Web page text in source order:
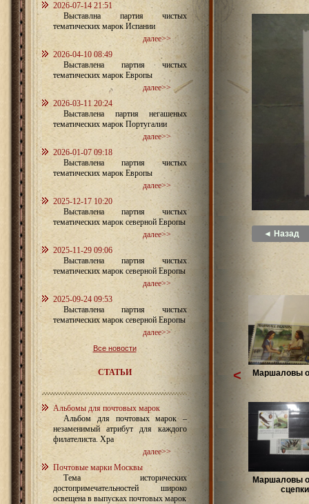
2026-07-14 21:51
Выставлна партия чистых
тематических марок Испании
далее>>
2026-04-10 08:49
Выставлена партия чистых
тематических марок Европы
далее>>
2026-03-11 20:24
Выставлена партия негашеных
тематических марок Португалии
далее>>
2026-01-07 09:18
Выставлена партия чистых
тематических марок Европы
далее>>
2025-12-17 10:20
Выставлена партия чистых
тематических марок северной Европы
далее>>
2025-11-29 09:06
Выставлена партия чистых
тематических марок северной Европы
далее>>
2025-09-24 09:53
Выставлена партия чистых
тематических марок северной Европы
далее>>
Все новости
СТАТЬИ
Альбомы для почтовых марок
Альбом для почтовых марок –
незаменимый атрибут для каждого
филателиста. Хра
далее>>
Почтовые марки Москвы
Тема исторических
достопримечательностей широко
освещена в выпусках почтовых марок
◄ Назад
Маршаловы
Маршаловы
сцепки
<